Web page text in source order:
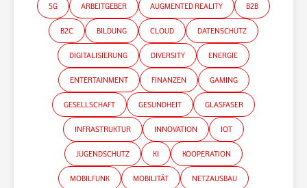
5G ARBEITGEBER AUGMENTED REALITY B2B
B2C BILDUNG CLOUD DATENSCHUTZ
DIGITALISIERUNG DIVERSITY ENERGIE
ENTERTAINMENT FINANZEN GAMING
GESELLSCHAFT GESUNDHEIT GLASFASER
INFRASTRUKTUR INNOVATION IOT
JUGENDSCHUTZ KI KOOPERATION
MOBILFUNK MOBILITÄT NETZAUSBAU